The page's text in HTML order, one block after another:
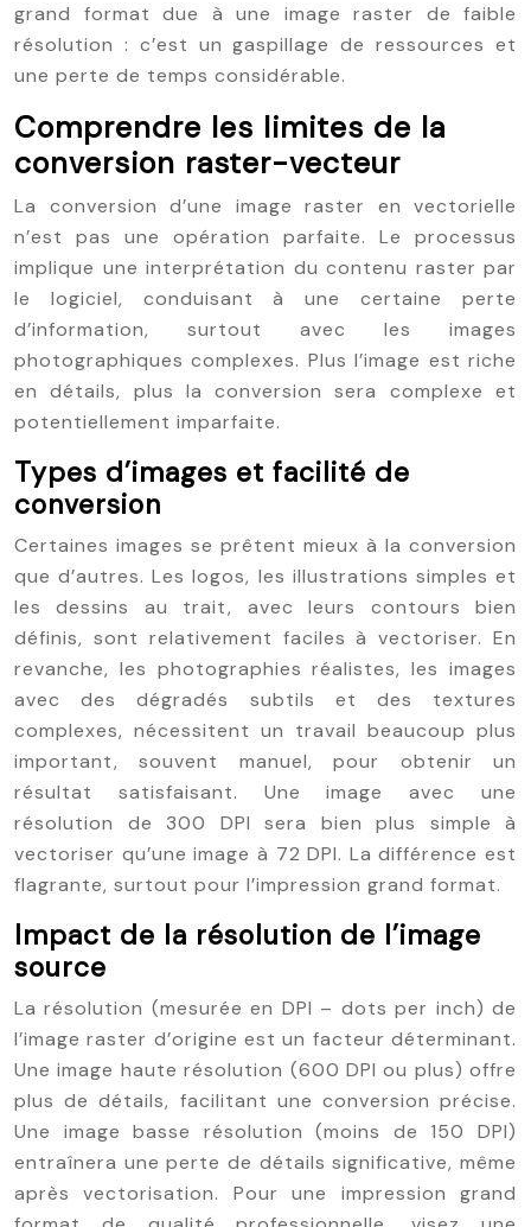
grand format due à une image raster de faible
résolution : c’est un gaspillage de ressources et
une perte de temps considérable.
Comprendre les limites de la
conversion raster-vecteur
La conversion d’une image raster en vectorielle
n’est pas une opération parfaite. Le processus
implique une interprétation du contenu raster par
le logiciel, conduisant à une certaine perte
d’information, surtout avec les images
photographiques complexes. Plus l’image est riche
en détails, plus la conversion sera complexe et
potentiellement imparfaite.
Types d’images et facilité de
conversion
Certaines images se prêtent mieux à la conversion
que d’autres. Les logos, les illustrations simples et
les dessins au trait, avec leurs contours bien
définis, sont relativement faciles à vectoriser. En
revanche, les photographies réalistes, les images
avec des dégradés subtils et des textures
complexes, nécessitent un travail beaucoup plus
important, souvent manuel, pour obtenir un
résultat satisfaisant. Une image avec une
résolution de 300 DPI sera bien plus simple à
vectoriser qu’une image à 72 DPI. La différence est
flagrante, surtout pour l’impression grand format.
Impact de la résolution de l’image
source
La résolution (mesurée en DPI – dots per inch) de
l’image raster d’origine est un facteur déterminant.
Une image haute résolution (600 DPI ou plus) offre
plus de détails, facilitant une conversion précise.
Une image basse résolution (moins de 150 DPI)
entraînera une perte de détails significative, même
après vectorisation. Pour une impression grand